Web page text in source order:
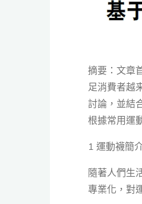
摘要：文章
足消費者越
討論，並結
根據常用運
1 運動襪簡
隨著人們生
專業化，對